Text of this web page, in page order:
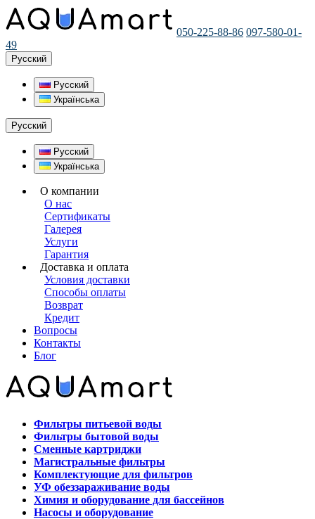
050-225-88-86 097-580-01-
49
Русский
Русский
Українська
Русский
Русский
Українська
О компании
О нас
Сертификаты
Галерея
Услуги
Гарантия
Доставка и оплата
Условия доставки
Способы оплаты
Возврат
Кредит
Вопросы
Контакты
Блог
Фильтры питьевой воды
Фильтры бытовой воды
Сменные картриджи
Магистральные фильтры
Комплектующие для фильтров
УФ обеззараживание воды
Химия и оборудование для бассейнов
Насосы и оборудование